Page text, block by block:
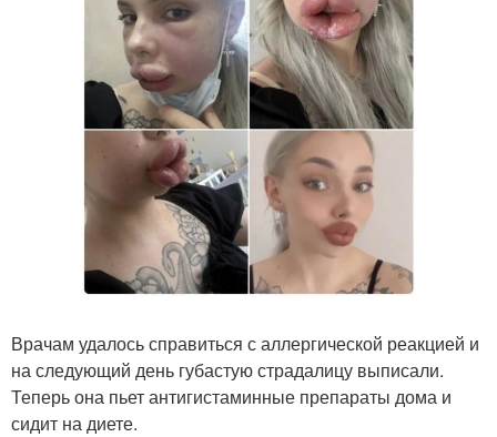
Врачам удалось справиться с аллергической реакцией и
на следующий день губастую страдалицу выписали.
Теперь она пьет антигистаминные препараты дома и
сидит на диете.